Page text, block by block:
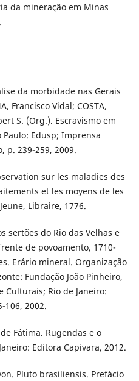
da mineração em Minas
da morbidade nas Gerais
Francisco Vidal; COSTA,
S. (Org.). Escravismo em
Paulo: Edusp; Imprensa
p. 239-259, 2009.
sur les maladies des
et les moyens de les
Libraire, 1776.
sertões do Rio das Velhas e
de povoamento, 1710-
Erário mineral. Organização
Fundação João Pinheiro,
Culturais; Rio de Janeiro:
106, 2002.
Fátima. Rugendas e o
Editora Capivara, 2012.
Pluto brasiliensis. Prefácio